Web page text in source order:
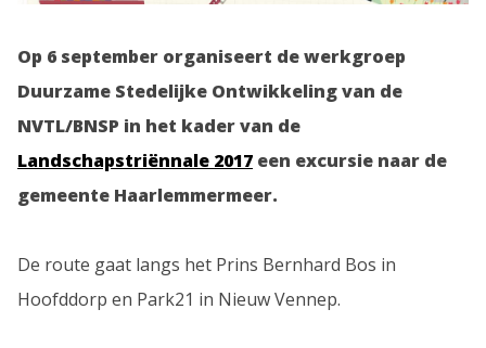
Op 6 september organiseert de werkgroep
Duurzame Stedelijke Ontwikkeling van de
NVTL/BNSP in het kader van de
Landschapstriënnale 2017 een excursie naar de
gemeente Haarlemmermeer.
De route gaat langs het Prins Bernhard Bos in
Hoofddorp en Park21 in Nieuw Vennep.